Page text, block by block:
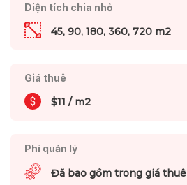
Diện tích chia nhỏ
45, 90, 180, 360, 720 m2
Giá thuê
$11 / m2
Phí quản lý
Đã bao gồm trong giá thuê